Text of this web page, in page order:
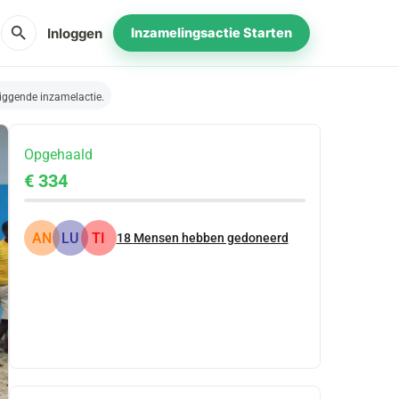
search Inloggen Inzamelingsactie Starten
inzamelactie.
Opgehaald
€ 334
AN LU TI 18 Mensen hebben gedoneerd